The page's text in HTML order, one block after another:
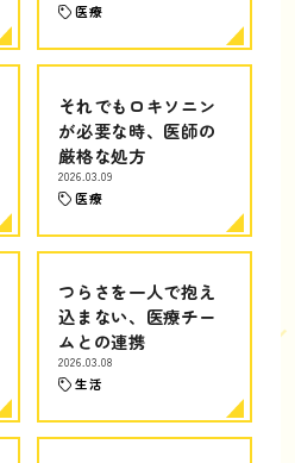
医療
それでもロキソニン
が必要な時、医師の
厳格な処方
2026.03.09
医療
つらさを一人で抱え
込まない、医療チー
ムとの連携
2026.03.08
生活